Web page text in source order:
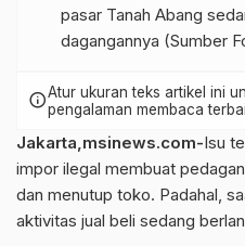
pasar Tanah Abang
dagangannya (Sumber
infoAtur ukuran teks artikel ini
pengalaman membaca
Jakarta,msinews.com-Isu
impor ilegal membuat
dan menutup toko. Padahal,
aktivitas jual beli sedang